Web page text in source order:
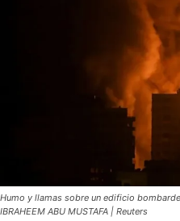
Humo y llamas sobre un edificio
IBRAHEEM ABU MUSTAFA | Reuters